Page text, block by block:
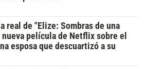
real de "Elize: Sombras de una
nueva película de Netflix sobre el
esposa que descuartizó a su